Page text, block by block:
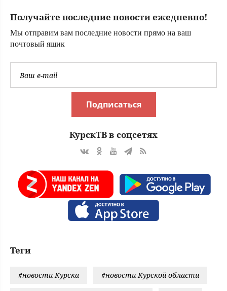
человек - Новости
Получайте последние новости ежедневно!
Мы отправим вам последние новости прямо на ваш
почтовый ящик
Подписаться
КурскТВ в соцсетях
Теги
#новости Курска #новости Курской области